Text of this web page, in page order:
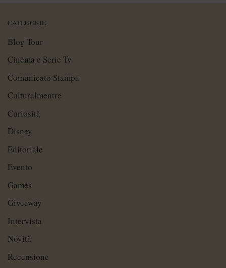
CATEGORIE
Blog Tour
Cinema e Serie Tv
Comunicato Stampa
Culturalmentre
Curiosità
Disney
Editoriale
Evento
Games
Giveaway
Intervista
Novità
Recensione